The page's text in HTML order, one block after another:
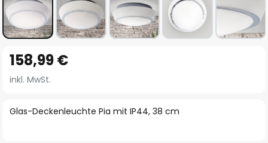
Anfang
der
springen
Glas-Deckenleuchte Pia mit IP44, 38 cm
158,99 €
inkl. MwSt.